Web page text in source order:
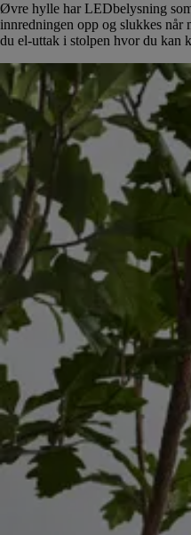
Øvre hylle har LEDbelysning
innredningen opp og slukkes når
du el-uttak i stolpen hvor du kan